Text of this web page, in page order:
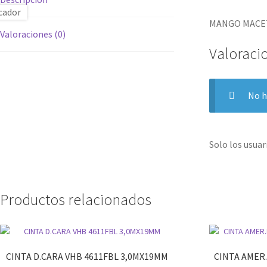
Valoraciones (0)
MANGO
No
Solo los
Productos relacionados
CINTA D.CARA VHB 4611FBL 3,0MX19MM
CINTA